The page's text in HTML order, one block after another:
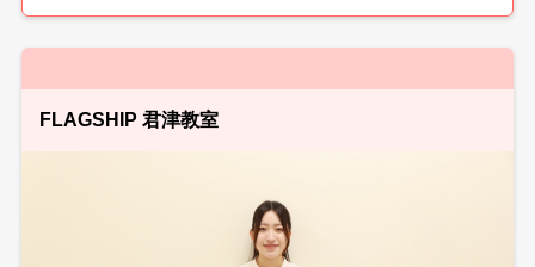
FLAGSHIP 君津教室